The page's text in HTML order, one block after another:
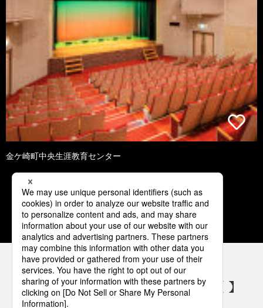
金ケ崎町中央生涯教育センター
1 2 3 4 5
パナソニックの電気設備 SNSアカウント